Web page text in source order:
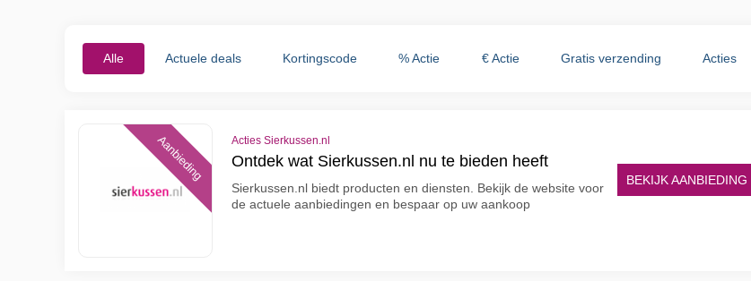
Alle Actuele deals Kortingscode % Actie € Actie Gratis verzending Acties
Aanbieding Acties Sierkussen.nl
Ontdek wat Sierkussen.nl nu te bieden heeft
Sierkussen.nl biedt producten en diensten. Bekijk de website voor
de actuele aanbiedingen en bespaar op uw aankoop
BEKIJK AANBIEDING